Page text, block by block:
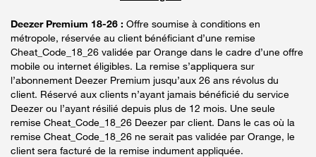
Deezer Premium 18-26 : Offre soumise à conditions en
métropole, réservée au client bénéficiant d’une remise
Cheat_Code_18_26 validée par Orange dans le cadre d’une offre
mobile ou internet éligibles. La remise s’appliquera sur
l’abonnement Deezer Premium jusqu’aux 26 ans révolus du
client. Réservé aux clients n’ayant jamais bénéficié du service
Deezer ou l’ayant résilié depuis plus de 12 mois. Une seule
remise Cheat_Code_18_26 Deezer par client. Dans le cas où la
remise Cheat_Code_18_26 ne serait pas validée par Orange, le
client sera facturé de la remise indument appliquée.